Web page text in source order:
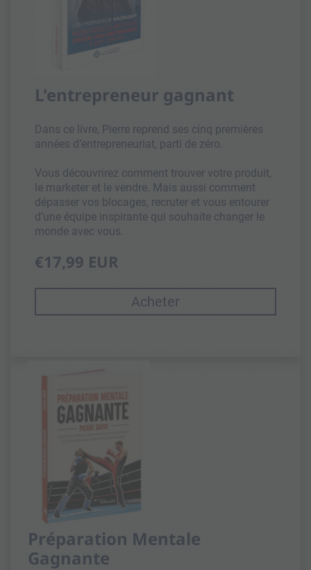
L'entrepreneur gagnant
Dans ce livre, Pierre reprend ses cinq premières
années d’entrepreneuriat, parti de zéro.
Vous découvrirez comment trouver votre produit,
le marketer et le vendre. Mais aussi comment
dépasser vos blocages, recruter et vous entourer
d’une équipe inspirante qui souhaite changer le
monde avec vous.
€17,99 EUR
Acheter
Préparation Mentale
Gagnante